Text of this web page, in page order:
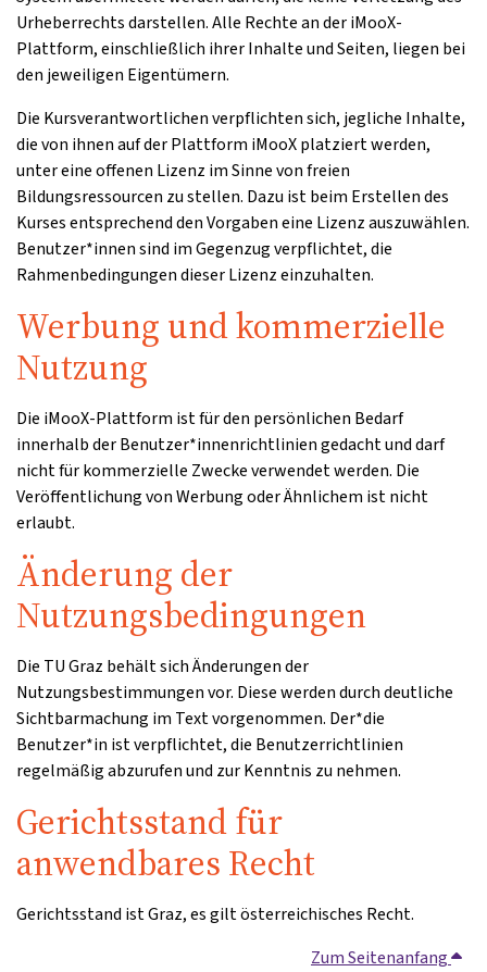
Urheberrechts darstellen. Alle Rechte an der iMooX-
Plattform, einschließlich ihrer Inhalte und Seiten, liegen bei
den jeweiligen Eigentümern.
Die Kursverantwortlichen verpflichten sich, jegliche Inhalte,
die von ihnen auf der Plattform iMooX platziert werden,
unter eine offenen Lizenz im Sinne von freien
Bildungsressourcen zu stellen. Dazu ist beim Erstellen des
Kurses entsprechend den Vorgaben eine Lizenz auszuwählen.
Benutzer*innen sind im Gegenzug verpflichtet, die
Rahmenbedingungen dieser Lizenz einzuhalten.
Werbung und kommerzielle
Nutzung
Die iMooX-Plattform ist für den persönlichen Bedarf
innerhalb der Benutzer*innenrichtlinien gedacht und darf
nicht für kommerzielle Zwecke verwendet werden. Die
Veröffentlichung von Werbung oder Ähnlichem ist nicht
erlaubt.
Änderung der
Nutzungsbedingungen
Die TU Graz behält sich Änderungen der
Nutzungsbestimmungen vor. Diese werden durch deutliche
Sichtbarmachung im Text vorgenommen. Der*die
Benutzer*in ist verpflichtet, die Benutzerrichtlinien
regelmäßig abzurufen und zur Kenntnis zu nehmen.
Gerichtsstand für
anwendbares Recht
Gerichtsstand ist Graz, es gilt österreichisches Recht.
Zum Seitenanfang